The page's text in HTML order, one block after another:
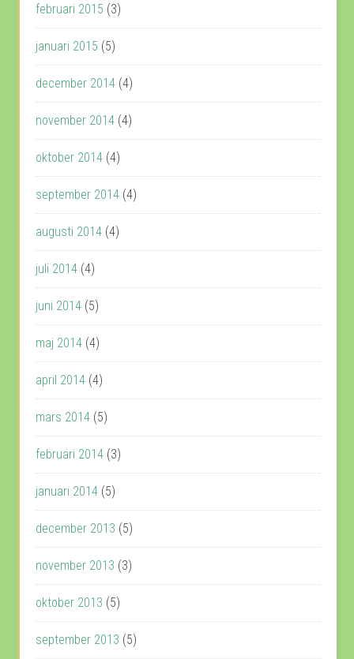
februari 2015 (3)
januari 2015 (5)
december 2014 (4)
november 2014 (4)
oktober 2014 (4)
september 2014 (4)
augusti 2014 (4)
juli 2014 (4)
juni 2014 (5)
maj 2014 (4)
april 2014 (4)
mars 2014 (5)
februari 2014 (3)
januari 2014 (5)
december 2013 (5)
november 2013 (3)
oktober 2013 (5)
september 2013 (5)